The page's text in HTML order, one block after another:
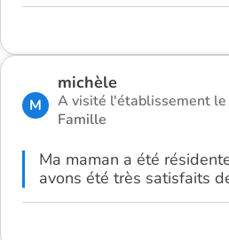
M
michèle
A visité l'établissement
Famille
Ma maman a été
avons été très satisfaits